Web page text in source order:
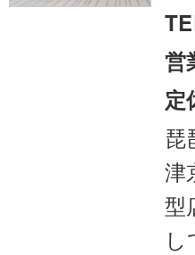
営
定
琵
津
型
し